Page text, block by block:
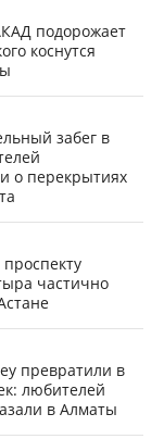
подорожает
коснутся
забег в
о перекрытиях
частично
превратили в
любителей
в Алматы